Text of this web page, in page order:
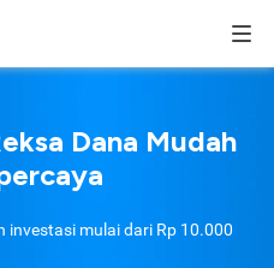
Dana Mudah
investasi mulai dari Rp 10.000